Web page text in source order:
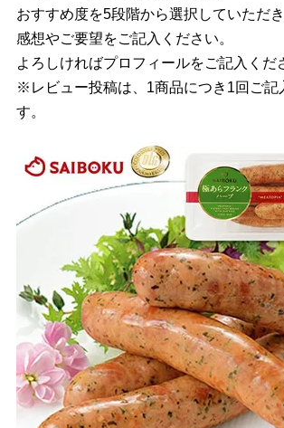
おすすめ度を5段階から選択していただ
感想やご要望をご記入ください。
よろしければプロフィールをご記入くだ
※レビュー投稿は、1商品につき1回ご記
す。